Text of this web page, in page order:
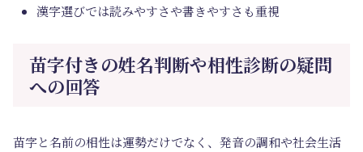
漢字選びでは読みやすさや書きやすさも重視
苗字付きの姓名判断や相性診断の疑問
への回答
苗字と名前の相性は運勢だけでなく、発音の調和や社会生活